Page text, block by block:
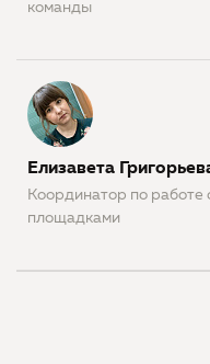
команды
Елизавета
Координатор по работе
площадками